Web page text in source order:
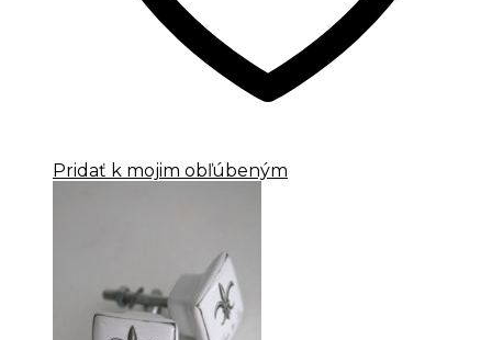
Pridať k mojim obľúbeným